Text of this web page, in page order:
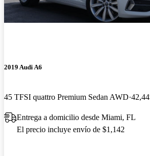
2019 Audi A6
45 TFSI quattro Premium Sedan AWD
Entrega a domicilio desde Miami, FL
El precio incluye envío de $1,142